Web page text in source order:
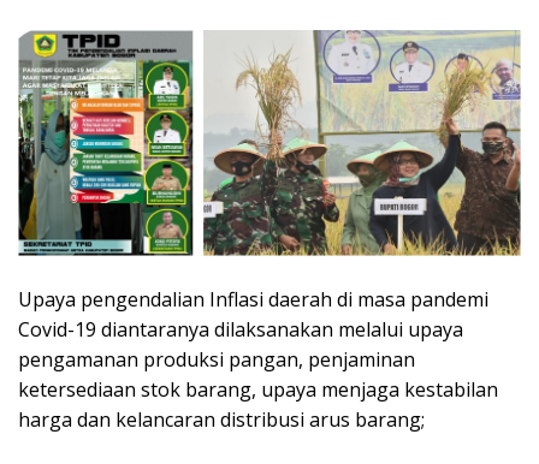
Upaya pengendalian Inflasi daerah di masa pandemi
Covid-19 diantaranya dilaksanakan melalui upaya
pengamanan produksi pangan, penjaminan
ketersediaan stok barang, upaya menjaga kestabilan
harga dan kelancaran distribusi arus barang;